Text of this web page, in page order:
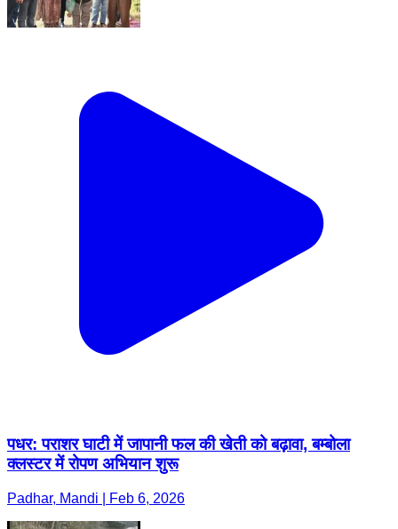
पधर: पराशर घाटी में जापानी फल की खेती को बढ़ावा, बम्बोला
क्लस्टर में रोपण अभियान शुरू
Padhar, Mandi | Feb 6, 2026